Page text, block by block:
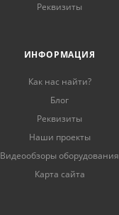
Реквизиты
ИНФОРМАЦИЯ
Как нас найти?
Блог
Реквизиты
Наши проекты
Видеообзоры оборудования
Карта сайта